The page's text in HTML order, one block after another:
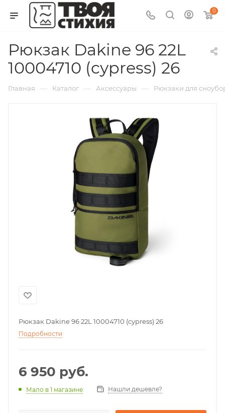
0
Рюкзак Dakine 96 22L
10004710 (cypress) 26
Главная — Каталог — Аксессуары — Рюкзаки для
Рюкзак Dakine 96 22L 10004710 (cypress) 26
Подробности
6 950 руб.
Мало в 1 магазине Нашли дешевле?